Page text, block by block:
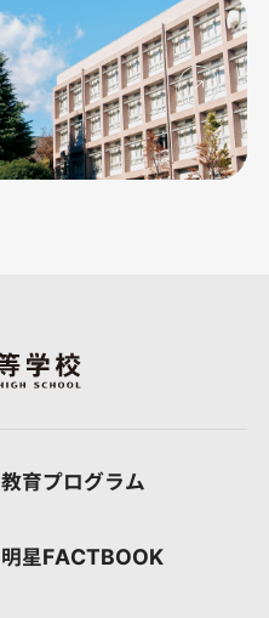
教育プログラム
明星FACTBOOK